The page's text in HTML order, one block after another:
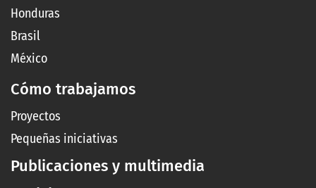
Honduras
Brasil
México
Cómo trabajamos
Proyectos
Pequeñas iniciativas
Publicaciones y multimedia